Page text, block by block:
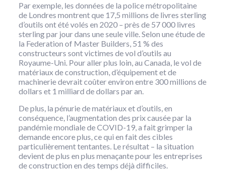
Par exemple, les données de la police métropolitaine
de Londres montrent que 17,5 millions de livres sterling
d’outils ont été volés en 2020 – près de 57 000 livres
sterling par jour dans une seule ville. Selon une étude de
la Federation of Master Builders, 51 % des
constructeurs sont victimes de vol d’outils au
Royaume-Uni. Pour aller plus loin, au Canada, le vol de
matériaux de construction, d’équipement et de
machinerie devrait coûter environ entre 300 millions de
dollars et 1 milliard de dollars par an.
De plus, la pénurie de matériaux et d’outils, en
conséquence, l’augmentation des prix causée par la
pandémie mondiale de COVID-19, a fait grimper la
demande encore plus, ce qui en fait des cibles
particulièrement tentantes. Le résultat – la situation
devient de plus en plus menaçante pour les entreprises
de construction en des temps déjà difficiles.